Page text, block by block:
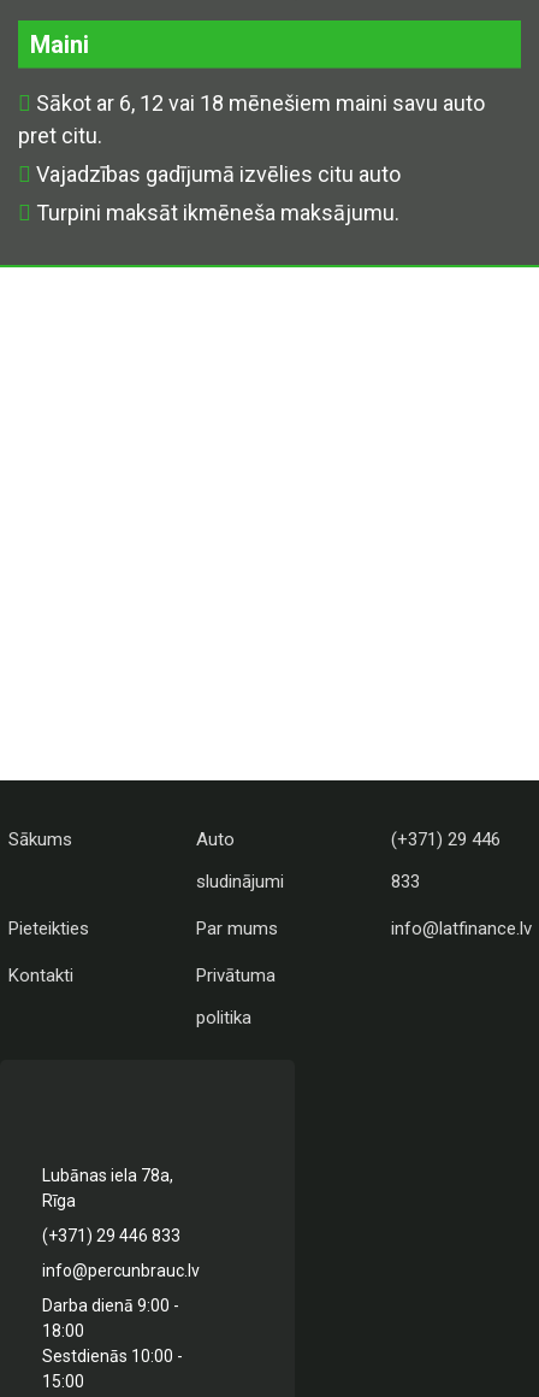
Maini
Sākot ar 6, 12 vai 18 mēnešiem maini savu auto
pret citu.
Vajadzības gadījumā izvēlies citu auto
Turpini maksāt ikmēneša maksājumu.
Sākums
Auto
sludinājumi
(+371) 29 446
833
Pieteikties Par mums info@latfinance.lv
Kontakti
Privātuma
politika
Lubānas iela 78a,
Rīga
(+371) 29 446 833
info@percunbrauc.lv
Darba dienā 9:00 -
18:00
Sestdienās 10:00 -
15:00